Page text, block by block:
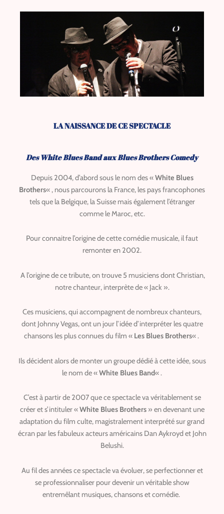
LA NAISSANCE DE CE SPECTACLE
Des White Blues Band aux Blues Brothers Comedy
Depuis 2004, d’abord sous le nom des «White Blues
Brothers« , nous parcourons la France, les pays francophones
tels que la Belgique, la Suisse mais également l’étranger
comme le Maroc, etc.
Pour connaitre l’origine de cette comédie musicale, il faut
remonter en 2002.
A l’origine de ce tribute, on trouve 5 musiciens dont Christian,
notre chanteur, interprète de « Jack ».
Ces musiciens, qui accompagnent de nombreux chanteurs,
dont Johnny Vegas, ont un jour l’idée d’interpréter les quatre
chansons les plus connues du film « Les Blues Brothers« .
Ils décident alors de monter un groupe dédié à cette idée, sous
le nom de «White Blues Band« .
C’est à partir de 2007 que ce spectacle va véritablement se
créer et s’intituler«White Blues Brothers» en devenant une
adaptation du film culte, magistralement interprété sur grand
écran par les fabuleux acteurs américains Dan Aykroyd et John
Belushi.
Au fil des années ce spectacle va évoluer, se perfectionner et
se professionnaliser pour devenir un véritable show
entremêlant musiques, chansons et comédie.